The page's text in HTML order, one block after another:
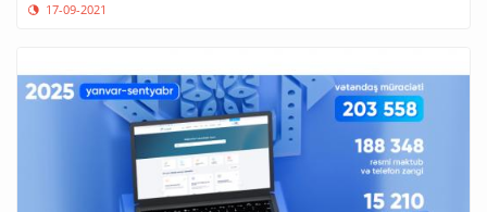
17-09-2021